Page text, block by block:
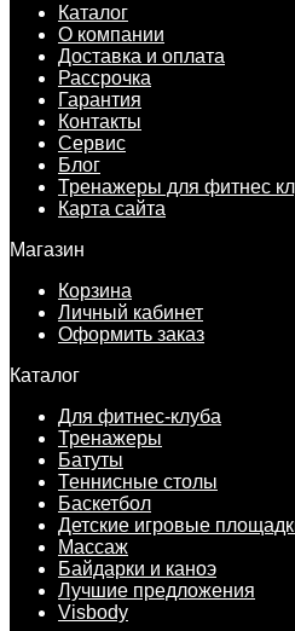
Каталог
О компании
Доставка и оплата
Рассрочка
Гарантия
Контакты
Сервис
Блог
Тренажеры для фитнес
Карта сайта
Магазин
Корзина
Личный кабинет
Оформить заказ
Каталог
Для фитнес-клуба
Тренажеры
Батуты
Теннисные столы
Баскетбол
Детские игровые
Массаж
Байдарки и каноэ
Лучшие предложения
Visbody